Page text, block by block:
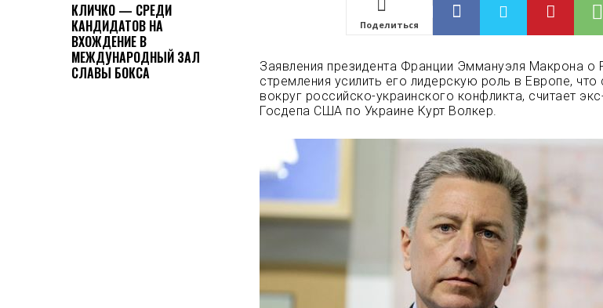
КЛИЧКО — СРЕДИ
КАНДИДАТОВ НА
ВХОЖДЕНИЕ В
МЕЖДУНАРОДНЫЙ ЗАЛ
СЛАВЫ БОКСА
Поделиться
Заявления президента Франции Эммануэля Макрона о
стремления усилить его лидерскую роль в Европе, что
вокруг российско-украинского конфликта, считает
Госдепа США по Украине Курт Волкер.